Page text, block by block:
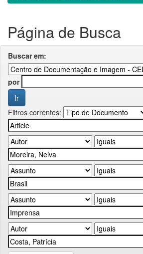
Página de Busca
Buscar em:
por
Filtros correntes: